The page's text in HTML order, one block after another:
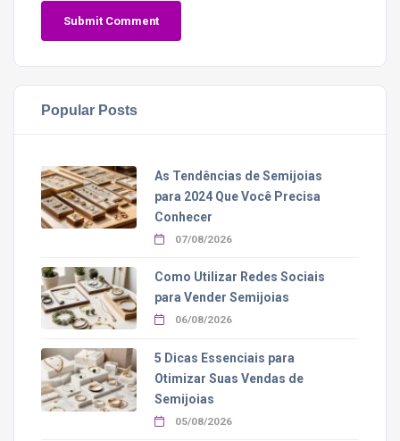
Popular Posts
As Tendências de Semijoias
para 2024 Que Você Precisa
Conhecer
07/08/2026
Como Utilizar Redes Sociais
para Vender Semijoias
06/08/2026
5 Dicas Essenciais para
Otimizar Suas Vendas de
Semijoias
05/08/2026